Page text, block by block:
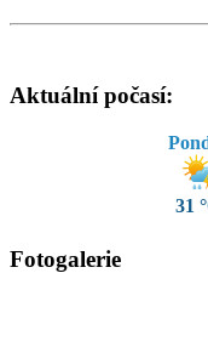
Aktuální počasí:
31
Fotogalerie